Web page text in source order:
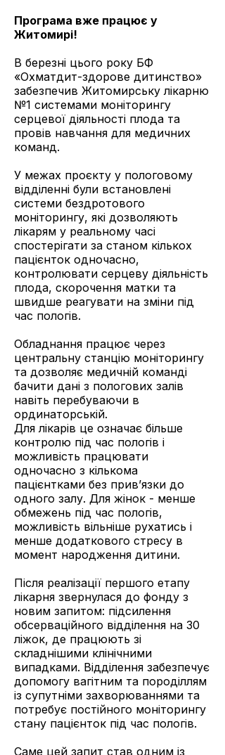
Програма вже працює у
Житомирі!
В березні цього року БФ
«Охматдит-здорове дитинство»
забезпечив Житомирську лікарню
№1 системами моніторингу
серцевої діяльності плода та
провів навчання для медичних
команд.
У межах проєкту у пологовому
відділенні були встановлені
системи бездротового
моніторингу, які дозволяють
лікарям у реальному часі
спостерігати за станом кількох
пацієнток одночасно,
контролювати серцеву діяльність
плода, скорочення матки та
швидше реагувати на зміни під
час пологів.
Обладнання працює через
центральну станцію моніторингу
та дозволяє медичній команді
бачити дані з пологових залів
навіть перебуваючи в
ординаторській.
Для лікарів це означає більше
контролю під час пологів і
можливість працювати
одночасно з кількома
пацієнтками без прив’язки до
одного залу. Для жінок - менше
обмежень під час пологів,
можливість вільніше рухатись і
менше додаткового стресу в
момент народження дитини.
Після реалізації першого етапу
лікарня звернулася до фонду з
новим запитом: підсилення
обсерваційного відділення на 30
ліжок, де працюють зі
складнішими клінічними
випадками. Відділення забезпечує
допомогу вагітним та породіллям
із супутніми захворюваннями та
потребує постійного моніторингу
стану пацієнток під час пологів.
Саме цей запит став одним із